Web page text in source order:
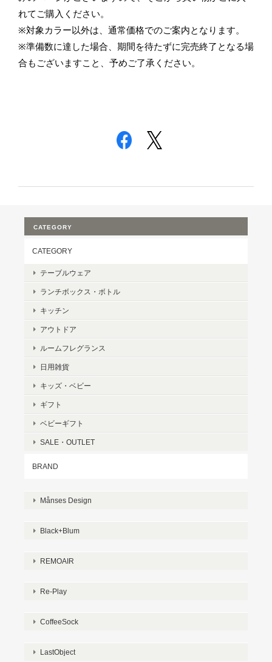
れてご購入ください。
※対象カラー以外は、通常価格でのご案内となります。
※準備数に達した場合、期間を待たずに完売終了となる場
合もございますこと、予めご了承ください。
CATEGORY
CATEGORY
テーブルウェア
ランチボックス・ボトル
キッチン
アウトドア
ルームフレグランス
日用雑貨
キッズ・ベビー
ギフト
ベビーギフト
SALE・OUTLET
BRAND
Månses Design
Black+Blum
REMOAIR
Re-Play
CoffeeSock
LastObject